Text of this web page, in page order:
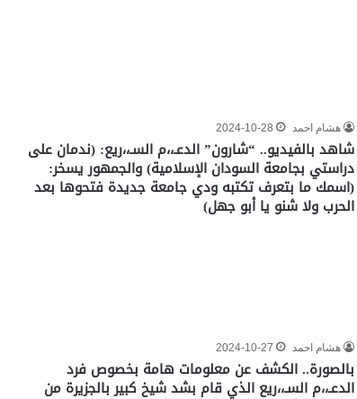
هشام احمد 2024-10-28
شاهد بالفيديو.. “شارون” الدعـ،،م السـ،،ريع: (ندمان على
دراستي بجامعة السودان الإسلامية) والجمهور يسخر:
(اسمك ما بتعرف تكتبه ودي جامعة جديدة فتحوها بعد
الحرب ولا شنو يا أبو جهل)
هشام احمد 2024-10-27
بالصورة.. الكشف عن معلومات هامة بخصوص فرد
الدعـ،،م السـ،،ريع الذي قام بشد شيخ كبير بالجزيرة من